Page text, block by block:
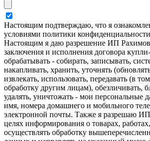
Настоящим подтверждаю, что я
условиями политики конфиденциальности
Настоящим я даю разрешение ИП
заключения и исполнения договора
обрабатывать - собирать, записывать,
накапливать, хранить, уточнять
извлекать, использовать, передавать (в
обработку другим лицам), обезличивать,
удалять, уничтожать - мои персональные
имя, номера домашнего и мобильного
электронной почты. Также я разрешаю
целях информирования о товарах,
осуществлять обработку